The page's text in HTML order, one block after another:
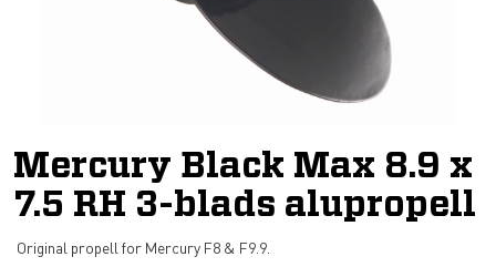
Mercury Black Max 8.9 x
7.5 RH 3-blads alupropell
Original propell for Mercury F8 & F9.9.